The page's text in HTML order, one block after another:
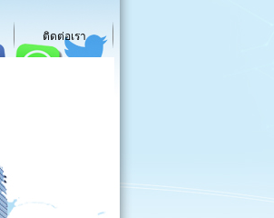
ติดต่อเรา